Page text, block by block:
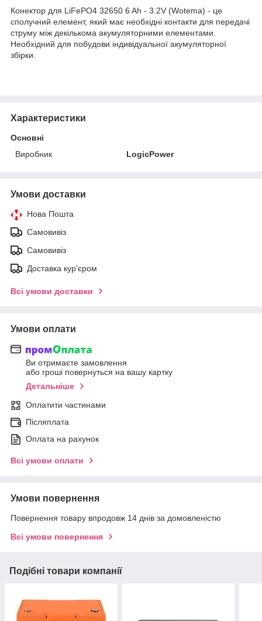
Конектор для LiFePO4 32650 6 Ah - 3.2V (Wotema) - це
сполучний елемент, який має необхідні контакти для передачі
струму між декількома акумуляторними елементами.
Необхідний для побудови індивідуальної акумуляторної
збірки.
Характеристики
Основні
Виробник
LogicPower
Умови доставки
Нова Пошта
Самовивіз
Самовивіз
Доставка кур'єром
Всі умови доставки
Умови оплати
Ви отримаєте замовлення
або гроші повернуться на вашу картку
Детальніше
Оплатити частинами
Післяплата
Оплата на рахунок
Всі умови оплати
Умови повернення
Повернення товару впродовж 14 днів за домовленістю
Всі умови повернення
Подібні товари компанії